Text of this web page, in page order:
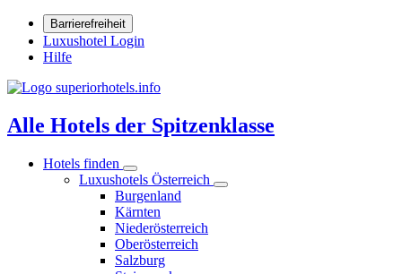
Barrierefreiheit
Luxushotel Login
Hilfe
Alle Hotels der Spitzenklasse
Hotels finden
Luxushotels Österreich
Burgenland
Kärnten
Niederösterreich
Oberösterreich
Salzburg